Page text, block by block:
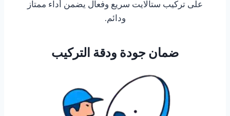
على تركيب ستالايت سريع وفعال يضمن أداء ممتاز
ودائم.
ضمان جودة ودقة التركيب